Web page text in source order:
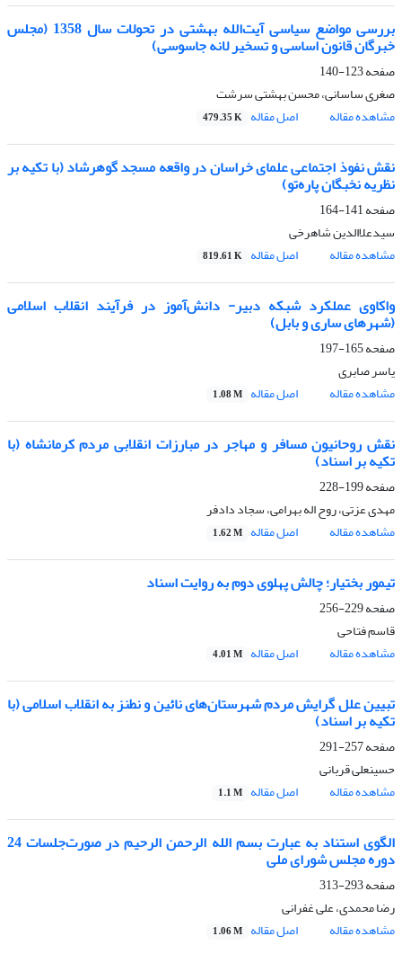
بررسی مواضع سیاسی آیت‌الله بهشتی در تحولات سال 1358 (مجلس
خبرگان قانون اساسی و تسخیر لانه جاسوسی)
صفحه123-140
صغری ساسانی، محسن بهشتی سرشت
مشاهده مقاله
اصل مقاله 479.35 K
نقش نفوذ اجتماعی علمای خراسان در واقعه مسجد گوهرشاد (با تکیه بر
نظریه نخبگان پاره‌تو)
صفحه141-164
سیدعلاالدین شاهرخی
مشاهده مقاله
اصل مقاله 819.61 K
واکاوی عملکرد شبکه دبیر- دانش‌آموز در فرآیند انقلاب اسلامی
(شهرهای ساری و بابل)
صفحه165-197
یاسر صابری
مشاهده مقاله
اصل مقاله 1.08 M
نقش روحانیون مسافر و مهاجر در مبارزات انقلابی مردم کرمانشاه (با
تکیه بر اسناد)
صفحه199-228
مهدی عزتی، روح اله بهرامی، سجاد دادفر
مشاهده مقاله
اصل مقاله 1.62 M
تیمور بختیار؛ چالش پهلوی دوم به روایت اسناد
صفحه229-256
قاسم فتاحی
مشاهده مقاله
اصل مقاله 4.01 M
تبیین علل گرایش مردم شهرستان‌های نائین و نطنز به انقلاب اسلامی (با
تکیه بر اسناد)
صفحه257-291
حسینعلی قربانی
مشاهده مقاله
اصل مقاله 1.1 M
الگوی استناد به عبارت بسم ‌الله ‌الرحمن ‌الرحیم در صورت‌جلسات 24
دوره مجلس شورای ملی
صفحه293-313
رضا محمدی، علی غفرانی
مشاهده مقاله
اصل مقاله 1.06 M